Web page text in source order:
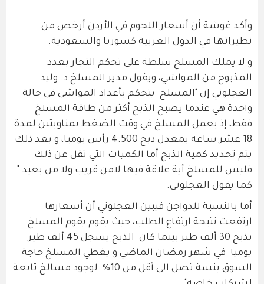
وأكد غوشة أن أسعار اللحوم في الأردن أرخص من
نظيراتها في الدول العربية كسوريا والسعودية.
و لا يملك المسلخ سلطة على تحكم التجار بعدد
المذبوح من المواشي، ويقول مدير المسلخ د. وليد
العجلوني إن "المسلخ يتحكم بأعداد المواشي في حالة
واحدة هي عندما يصبح الذبح أكثر من طاقة المسلخ
فقط، إذ يعمل المسلخ في وقت الضغط بمناوبتين لمدة
18 عشر ساعة بمعدل ذبح 4.500 رأس يوميا، و بعد ذلك
يتم تحديد كمية الذبح أما الكميات التي تقل عن ذلك
فليس للمسلخ أية علاقة فيها لامن قريب ولا من بعيد "
كما يقول العجلوني.
أما بالنسبة للدواجن فيبين العجلوني أن أسعارها
ارتفعت نتيجة ارتفاع الطلب، حيث يقوم يقوم المسلخ
بذبح 30 ألف طير بينما كان الذبح يسجل 45 ألف طير
يوميا في شهر رمضان الماضي و يغطي المسلخ حاجة
السوق بنسة تصل الى أقل من 10% لوجود مسالخ تابعة